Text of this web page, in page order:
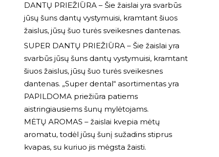
DANTŲ PRIEŽIŪRA – Šie žaislai yra svarbūs
jūsų šuns dantų vystymuisi, kramtant šiuos
žaislus, jūsų šuo turės sveikesnes dantenas.
SUPER DANTŲ PRIEŽIŪRA – Šie žaislai yra
svarbūs jūsų šuns dantų vystymuisi, kramtant
šiuos žaislus, jūsų šuo turės sveikesnes
dantenas. „Super dental“ asortimentas yra
PAPILDOMA priežiūra patiems
aistringiausiems šunų mylėtojams.
MĖTŲ AROMAS – žaislai kvepia mėtų
aromatu, todėl jūsų šunį sužadins stiprus
kvapas, su kuriuo jis mėgsta žaisti.